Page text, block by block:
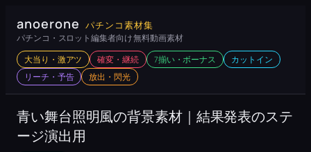
容
ス
キ
プ
anoerone パチンコ素材集
パチンコ・スロット編集者向け 無料動画素材
大当り・激アツ 確変・継続 7揃い・ボーナス
カットイン
リーチ・予告
放出・閃光
青い舞台照明風の背景素材｜結果発表のステ
ージ演出用